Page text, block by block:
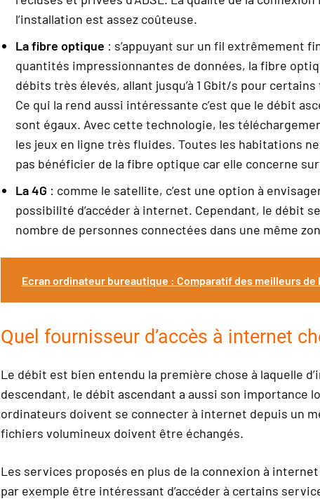
l’installation est assez coûteuse.
La fibre optique : s’appuyant sur un fil extrêmement
quantités impressionnantes de données, la fibre
débits très élevés, allant jusqu’à 1 Gbit/s pour
Ce qui la rend aussi intéressante c’est que le débit
sont égaux. Avec cette technologie, les
les jeux en ligne très fluides. Toutes les habitations
pas bénéficier de la fibre optique car elle concerne
La 4G : comme le satellite, c’est une option à
possibilité d’accéder à internet. Cependant, le débit
nombre de personnes connectées dans une même
Ecran ordinateur bureautique : Comparatif des meilleurs de
Quel fournisseur d’accès à internet
Le débit est bien entendu la première chose à laquelle
descendant, le débit ascendant a aussi son importance
ordinateurs doivent se connecter à internet depuis un
fichiers volumineux doivent être échangés.
Les services proposés en plus de la connexion à
par exemple être intéressant d’accéder à certains